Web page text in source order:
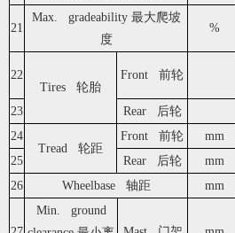
21
Max. gradeability 最大爬坡
度
%
22
Tires 轮胎
Front 前轮
23
Rear 后轮
24
Tread 轮距
Front 前轮 mm
25
Rear 后轮 mm
26
Wheelbase 轴距 mm
Min. ground